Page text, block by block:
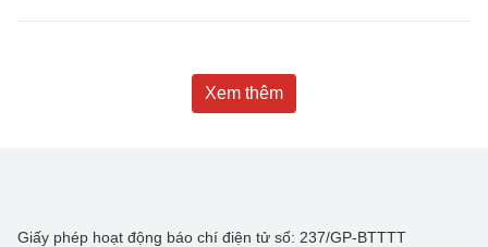
Xem thêm
Giấy phép hoạt động báo chí điện tử số: 237/GP-BTTTT